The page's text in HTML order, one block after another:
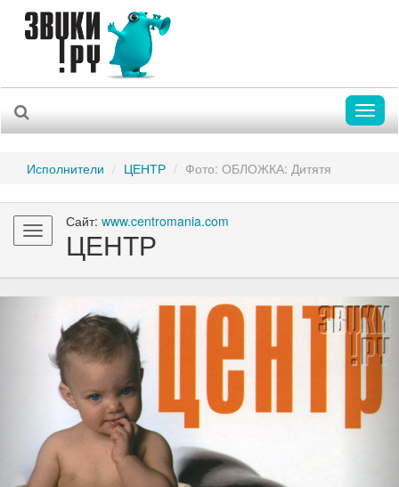
Исполнители ЦЕНТР Фото: ОБЛОЖКА: Дитятя
Toggle
navigation
Сайт: www.centromania.com
ЦЕНТР
Previous